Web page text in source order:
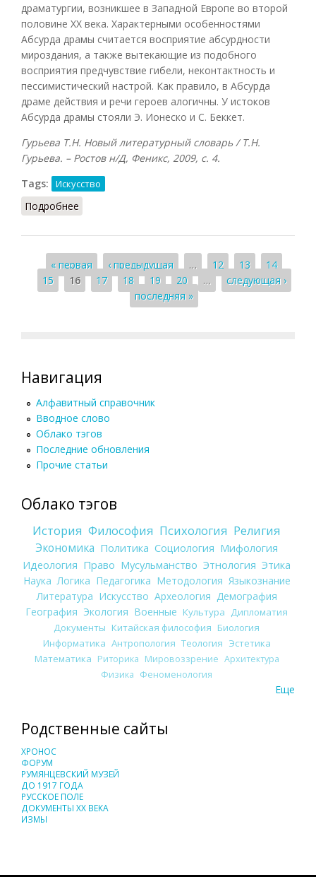
драматургии, возникшее в Западной Европе во второй
половине XX века. Характерными особенностями
Абсурда драмы считается восприятие абсурдности
мироздания, а также вытекающие из подобного
восприятия предчувствие гибели, неконтактность и
пессимистический настрой. Как правило, в Абсурда
драме действия и речи героев алогичны. У истоков
Абсурда драмы стояли Э. Ионеско и С. Беккет.
Гурьева Т.Н. Новый литературный словарь / Т.Н.
Гурьева. – Ростов н/Д, Феникс, 2009, с. 4.
Tags:
Искусство
Подробнее
Страницы
« первая ‹ предыдущая … 12 13
14
15
16 17 18 19 20 …
следующая ›
последняя »
Навигация
Алфавитный справочник
Вводное слово
Облако тэгов
Последние обновления
Прочие статьи
Облако тэгов
История Философия Психология Религия
Экономика Политика Социология Мифология
Идеология Право Мусульманство Этнология Этика
Наука Логика Педагогика Методология Языкознание
Литература Искусство Археология Демография
География Экология Военные Культура
Дипломатия
Документы Китайская философия Биология
Информатика Антропология Теология Эстетика
Математика Риторика Мировоззрение Архитектура
Физика Феноменология
Еще
Родственные сайты
ХРОНОС
ФОРУМ
РУМЯНЦЕВСКИЙ МУЗЕЙ
ДО 1917 ГОДА
РУССКОЕ ПОЛЕ
ДОКУМЕНТЫ XX ВЕКА
ИЗМЫ